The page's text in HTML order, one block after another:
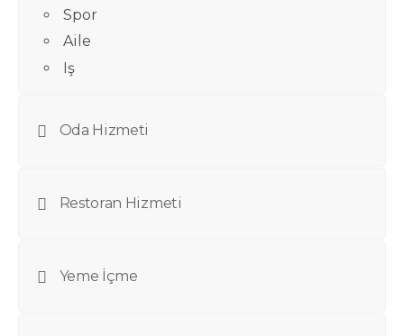
Spor
Aile
Iş
Oda Hizmeti
Restoran Hizmeti
Yeme İçme